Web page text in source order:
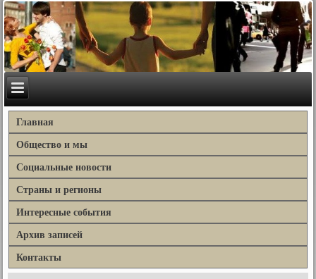
Главная
Общество и мы
Социальные новости
Страны и регионы
Интересные события
Архив записей
Контакты